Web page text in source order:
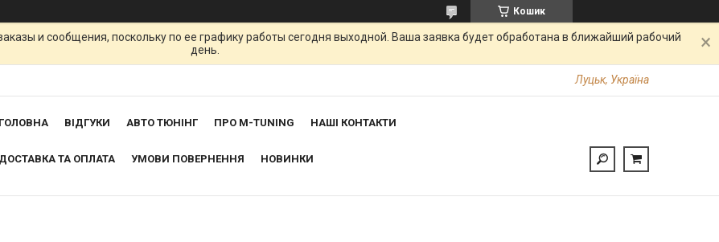
Кошик
и сообщения, поскольку по ее графику работы сегодня выходной. Ваша заявка будет обработана в ближайший рабочий
день.
Луцьк, Україна
ГОЛОВНА ВІДГУКИ АВТО ТЮНІНГ ПРО M-TUNING НАШІ КОНТАКТИ
ДОСТАВКА ТА ОПЛАТА УМОВИ ПОВЕРНЕННЯ НОВИНКИ